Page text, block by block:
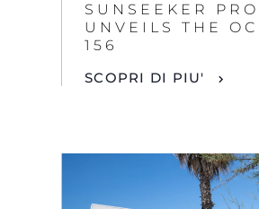
SUNSEEKER
UNVEILS THE
156
SCOPRI DI PIU'